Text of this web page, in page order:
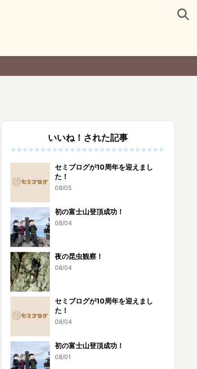
いいね！された記事
セミブログが10周年を迎えまし
た！
08/05
初の富士山登頂成功！
08/04
夜の昆虫観察！
08/04
セミブログが10周年を迎えまし
た！
08/04
初の富士山登頂成功！
08/01